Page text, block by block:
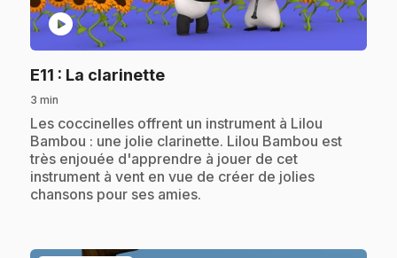
play_circle
E11 : La clarinette.
3 min
.Les coccinelles offrent un instrument à Lilou
Bambou : une jolie clarinette. Lilou Bambou est
très enjouée d'apprendre à jouer de cet
instrument à vent en vue de créer de jolies
chansons pour ses amies.